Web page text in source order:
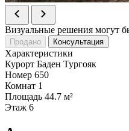
Визуальные решения могут
Продано Консультация
Характеристики
Курорт Баден Тургояк
Номер 650
Комнат 1
Площадь 44.7 м²
Этаж 6